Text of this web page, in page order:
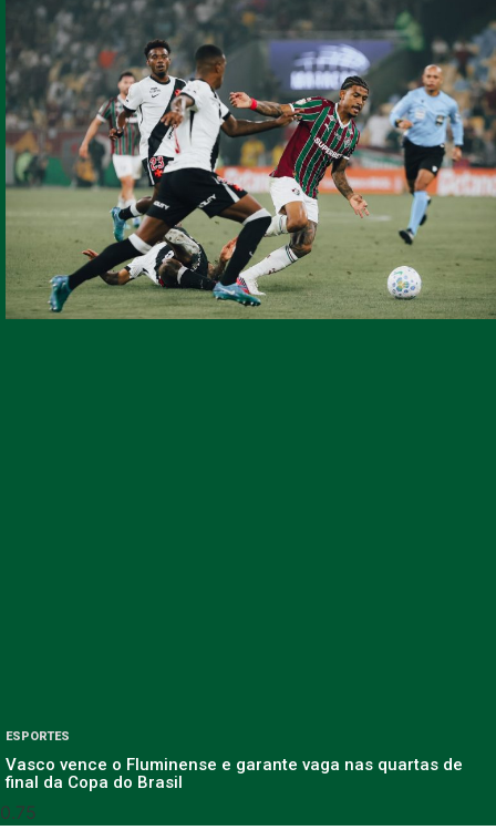
ESPORTES
Vasco vence o Fluminense e garante vaga nas quartas de
final da Copa do Brasil